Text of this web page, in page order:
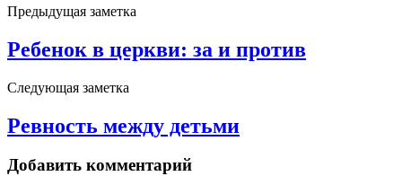
Предыдущая заметка
Ребенок в церкви: за и против
Следующая заметка
Ревность между детьми
Добавить комментарий